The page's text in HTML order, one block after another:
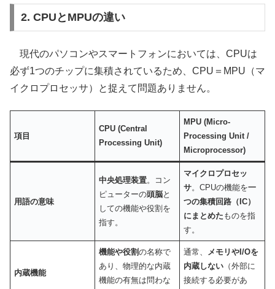
2. CPUとMPUの違い
現代のパソコンやスマートフォンにおいては、CPUは
必ず1つのチップに集積されているため、CPU＝MPU（マ
イクロプロセッサ）と捉えて問題ありません。
項目
CPU (Central
Processing Unit)
MPU (Micro-
Processing Unit /
Microprocessor)
用語の意味
中央処理装置。コン
ピューターの頭脳と
しての機能や役割を
指す。
マイクロプロセッ
サ。CPUの機能を一
つの集積回路（IC）
にまとめた ものを指
す。
内蔵機能
機能や役割の名称で
あり、物理的な内蔵
機能の有無は問わな
通常、 メモリやI/Oを
内蔵しない （外部に
接続する必要があ